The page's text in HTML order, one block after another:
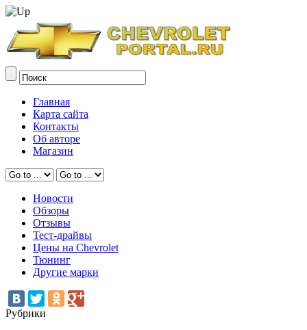
Главная
Карта сайта
Контакты
Об авторе
Магазин
Новости
Обзоры
Отзывы
Тест-драйвы
Цены на Chevrolet
Тюнинг
Другие марки
Рубрики